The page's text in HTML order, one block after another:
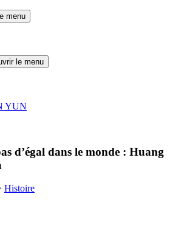
menu
le menu
YUN
d’égal dans le monde : Huang
Histoire